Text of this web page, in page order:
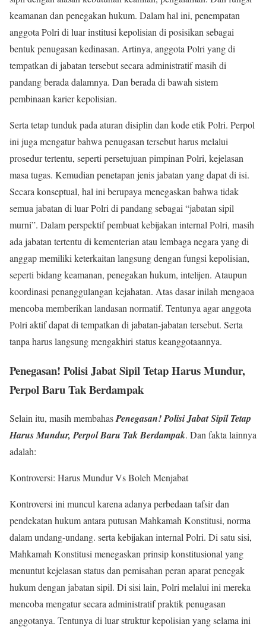
keamanan dan penegakan hukum. Dalam hal ini, penempatan
anggota Polri di luar institusi kepolisian di posisikan sebagai
bentuk penugasan kedinasan. Artinya, anggota Polri yang di
tempatkan di jabatan tersebut secara administratif masih di
pandang berada dalamnya. Dan berada di bawah sistem
pembinaan karier kepolisian.
Serta tetap tunduk pada aturan disiplin dan kode etik Polri. Perpol
ini juga mengatur bahwa penugasan tersebut harus melalui
prosedur tertentu, seperti persetujuan pimpinan Polri, kejelasan
masa tugas. Kemudian penetapan jenis jabatan yang dapat di isi.
Secara konseptual, hal ini berupaya menegaskan bahwa tidak
semua jabatan di luar Polri di pandang sebagai “jabatan sipil
murni”. Dalam perspektif pembuat kebijakan internal Polri, masih
ada jabatan tertentu di kementerian atau lembaga negara yang di
anggap memiliki keterkaitan langsung dengan fungsi kepolisian,
seperti bidang keamanan, penegakan hukum, intelijen. Ataupun
koordinasi penanggulangan kejahatan. Atas dasar inilah mengaoa
mencoba memberikan landasan normatif. Tentunya agar anggota
Polri aktif dapat di tempatkan di jabatan-jabatan tersebut. Serta
tanpa harus langsung mengakhiri status keanggotaannya.
Penegasan! Polisi Jabat Sipil Tetap Harus Mundur,
Perpol Baru Tak Berdampak
Selain itu, masih membahasPenegasan! Polisi Jabat Sipil Tetap
Harus Mundur, Perpol Baru Tak Berdampak. Dan fakta lainnya
adalah:
Kontroversi: Harus Mundur Vs Boleh Menjabat
Kontroversi ini muncul karena adanya perbedaan tafsir dan
pendekatan hukum antara putusan Mahkamah Konstitusi, norma
dalam undang-undang. serta kebijakan internal Polri. Di satu sisi,
Mahkamah Konstitusi menegaskan prinsip konstitusional yang
menuntut kejelasan status dan pemisahan peran aparat penegak
hukum dengan jabatan sipil. Di sisi lain, Polri melalui ini mereka
mencoba mengatur secara administratif praktik penugasan
anggotanya. Tentunya di luar struktur kepolisian yang selama ini